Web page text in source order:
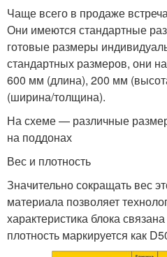
Чаще всего в продаже
Они имеются стандартные
готовые размеры
стандартных размеров, они
600 мм (длина), 200 мм
(ширина/толщина).
На схеме — различные
на поддонах
Вес и плотность
Значительно сокращать вес
материала позволяет
характеристика блока
плотность маркируется как